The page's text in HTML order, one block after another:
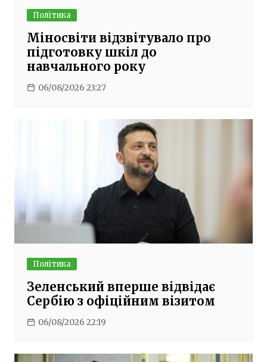
Політика
Міносвіти відзвітувало про
підготовку шкіл до
навчального року
06/08/2026 23:27
Політика
Зеленський вперше відвідає
Сербію з офіційним візитом
06/08/2026 22:19